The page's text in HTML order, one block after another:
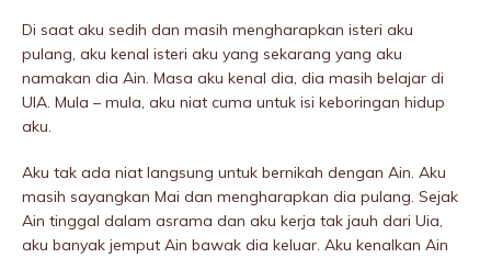
Di saat aku sedih dan masih mengharapkan isteri aku
pulang, aku kenal isteri aku yang sekarang yang aku
namakan dia Ain. Masa aku kenal dia, dia masih belajar di
UIA. Mula – mula, aku niat cuma untuk isi keboringan hidup
aku.
Aku tak ada niat langsung untuk bernikah dengan Ain. Aku
masih sayangkan Mai dan mengharapkan dia pulang. Sejak
Ain tinggal dalam asrama dan aku kerja tak jauh dari Uia,
aku banyak jemput Ain bawak dia keluar. Aku kenalkan Ain